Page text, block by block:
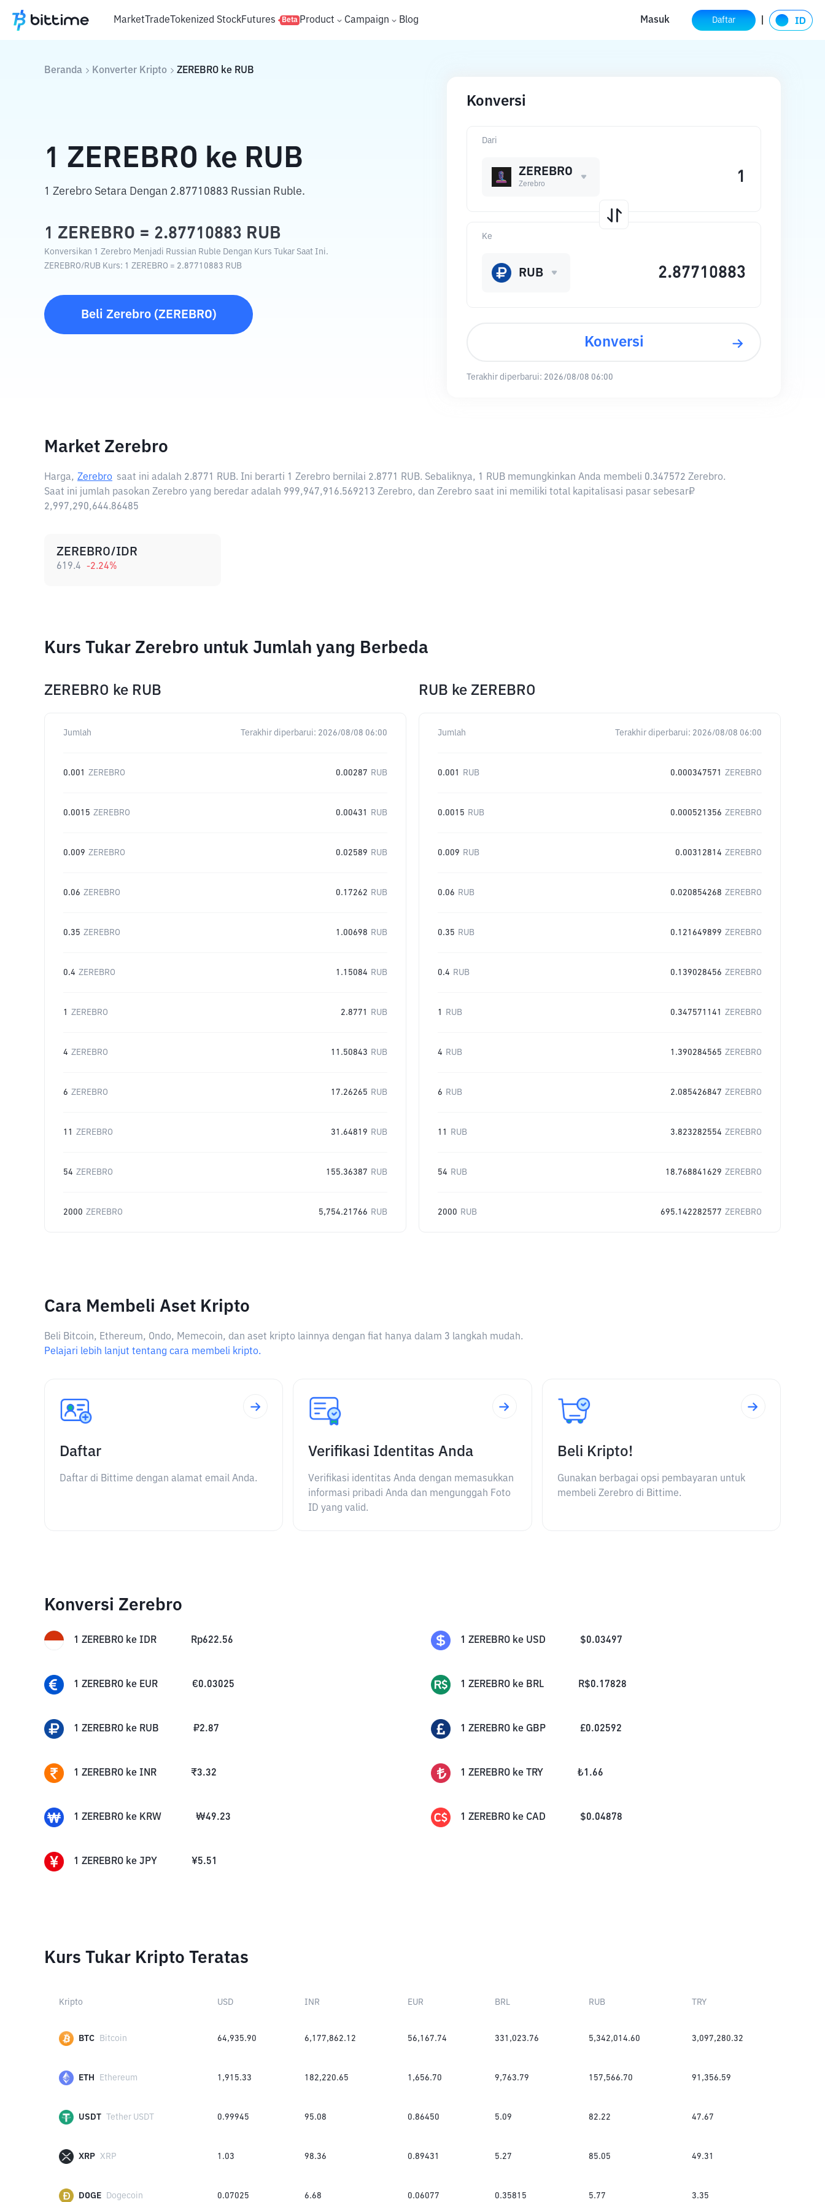
MarketTradeTokenized StockFutures Beta Product Campaign Blog Masuk Daftar
Beranda Konverter Kripto ZEREBRO ke RUB
1 ZEREBRO ke RUB
1 Zerebro Setara Dengan 2.87710883 Russian Ruble.
1 ZEREBRO = 2.87710883 RUB
Konversikan 1 Zerebro Menjadi Russian Ruble Dengan Kurs Tukar Saat Ini.
ZEREBRO/RUB Kurs: 1 ZEREBRO = 2.87710883 RUB
Beli Zerebro(ZEREBRO)
Konversi
Dari
ZEREBRO
Zerebro
Ke
RUB
Konversi
Terakhir diperbarui: 2026/08/08 06:00
Market Zerebro
Harga, Zerebro saat ini adalah 2.8771 RUB. Ini berarti 1 Zerebro bernilai 2.8771 RUB. Sebaliknya, 1 RUB memungkinkan Anda membeli 0.347572 Zerebro.
Saat ini jumlah pasokan Zerebro yang beredar adalah 999,947,916.569213 Zerebro, dan Zerebro saat ini memiliki total kapitalisasi pasar sebesar₽
2,997,290,644.86485
ZEREBRO/IDR
619.4 -2.24%
Kurs Tukar Zerebro untuk Jumlah yang Berbeda
ZEREBRO ke RUB
Jumlah Terakhir diperbarui: 2026/08/08 06:00
0.001 ZEREBRO 0.00287 RUB
0.0015 ZEREBRO 0.00431 RUB
0.009 ZEREBRO 0.02589 RUB
0.06 ZEREBRO 0.17262 RUB
0.35 ZEREBRO 1.00698 RUB
0.4 ZEREBRO 1.15084 RUB
1 ZEREBRO 2.8771 RUB
4 ZEREBRO 11.50843 RUB
6 ZEREBRO 17.26265 RUB
11 ZEREBRO 31.64819 RUB
54 ZEREBRO 155.36387 RUB
2000 ZEREBRO 5,754.21766 RUB
RUB ke ZEREBRO
Jumlah Terakhir diperbarui: 2026/08/08 06:00
0.001 RUB 0.000347571 ZEREBRO
0.0015 RUB 0.000521356 ZEREBRO
0.009 RUB 0.00312814 ZEREBRO
0.06 RUB 0.020854268 ZEREBRO
0.35 RUB 0.121649899 ZEREBRO
0.4 RUB 0.139028456 ZEREBRO
1 RUB 0.347571141 ZEREBRO
4 RUB 1.390284565 ZEREBRO
6 RUB 2.085426847 ZEREBRO
11 RUB 3.823282554 ZEREBRO
54 RUB 18.768841629 ZEREBRO
2000 RUB 695.142282577 ZEREBRO
Cara Membeli Aset Kripto
Beli Bitcoin, Ethereum, Ondo, Memecoin, dan aset kripto lainnya dengan fiat hanya dalam 3 langkah mudah.
Pelajari lebih lanjut tentang cara membeli kripto.
Daftar
Daftar di Bittime dengan alamat email Anda.
Verifikasi Identitas Anda
Verifikasi identitas Anda dengan memasukkan
informasi pribadi Anda dan mengunggah Foto
ID yang valid.
Beli Kripto!
Gunakan berbagai opsi pembayaran untuk
membeli Zerebro di Bittime.
Konversi Zerebro
1 ZEREBRO ke IDR Rp622.56 1 ZEREBRO ke USD $0.03497
1 ZEREBRO ke EUR €0.03025 1 ZEREBRO ke BRL R$0.17828
1 ZEREBRO ke RUB ₽2.87 1 ZEREBRO ke GBP £0.02592
1 ZEREBRO ke INR ₹3.32 1 ZEREBRO ke TRY ₺1.66
1 ZEREBRO ke KRW ₩49.23 1 ZEREBRO ke CAD $0.04878
1 ZEREBRO ke JPY ¥5.51
Kurs Tukar Kripto Teratas
Kripto USD INR EUR BRL RUB TRY
BTC Bitcoin 64,935.90 6,177,862.12 56,167.74 331,023.76 5,342,014.60 3,097,280.32
ETH Ethereum 1,915.33 182,220.65 1,656.70 9,763.79 157,566.70 91,356.59
USDT Tether USDT 0.99945 95.08 0.86450 5.09 82.22 47.67
XRP XRP 1.03 98.36 0.89431 5.27 85.05 49.31
DOGE Dogecoin 0.07025 6.68 0.06077 0.35815 5.77 3.35